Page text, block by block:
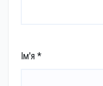
Ім'я *